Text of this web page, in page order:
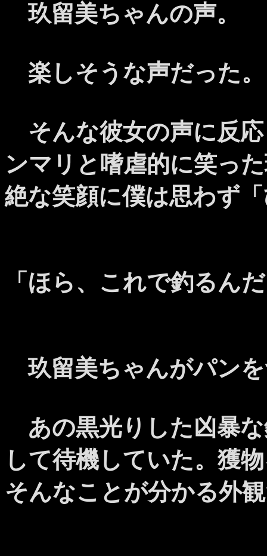
玖留美ちゃんの声。
楽しそうな声だった。
そんな彼女の声に反
ンマリと嗜虐的に笑っ
絶な笑顔に僕は思わず
「ほら、これで釣るん
玖留美ちゃんがパン
あの黒光りした凶暴
して待機していた。獲
そんなことが分かる外